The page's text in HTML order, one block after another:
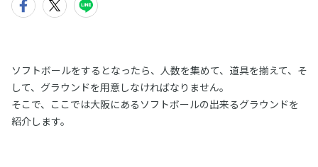
ソフトボールをするとなったら、人数を集めて、道具を揃えて、そ
して、グラウンドを用意しなければなりません。
そこで、ここでは大阪にあるソフトボールの出来るグラウンドを
紹介します。